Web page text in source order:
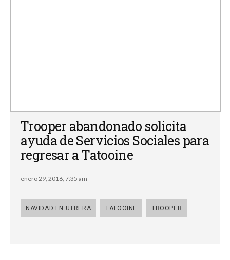
Trooper abandonado solicita
ayuda de Servicios Sociales para
regresar a Tatooine
enero 29, 2016, 7:35 am
NAVIDAD EN UTRERA TATOOINE TROOPER